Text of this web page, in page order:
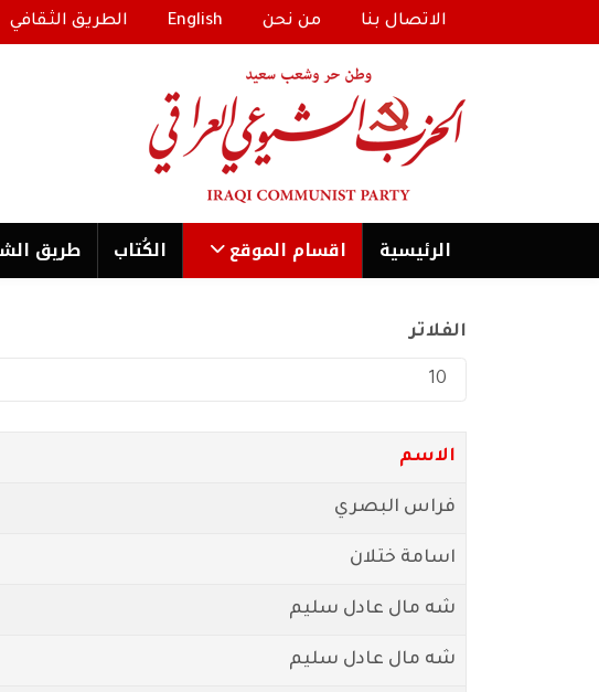
الاتصال بنا من نحن English الطريق الثقافي
الرئیسية اقسام الموقع الكُتاب طریق
الفلاتر
عدد الإظهارات:
الاسم
فراس البصري
اسامة ختلان
شه مال عادل سليم
شه مال عادل سليم